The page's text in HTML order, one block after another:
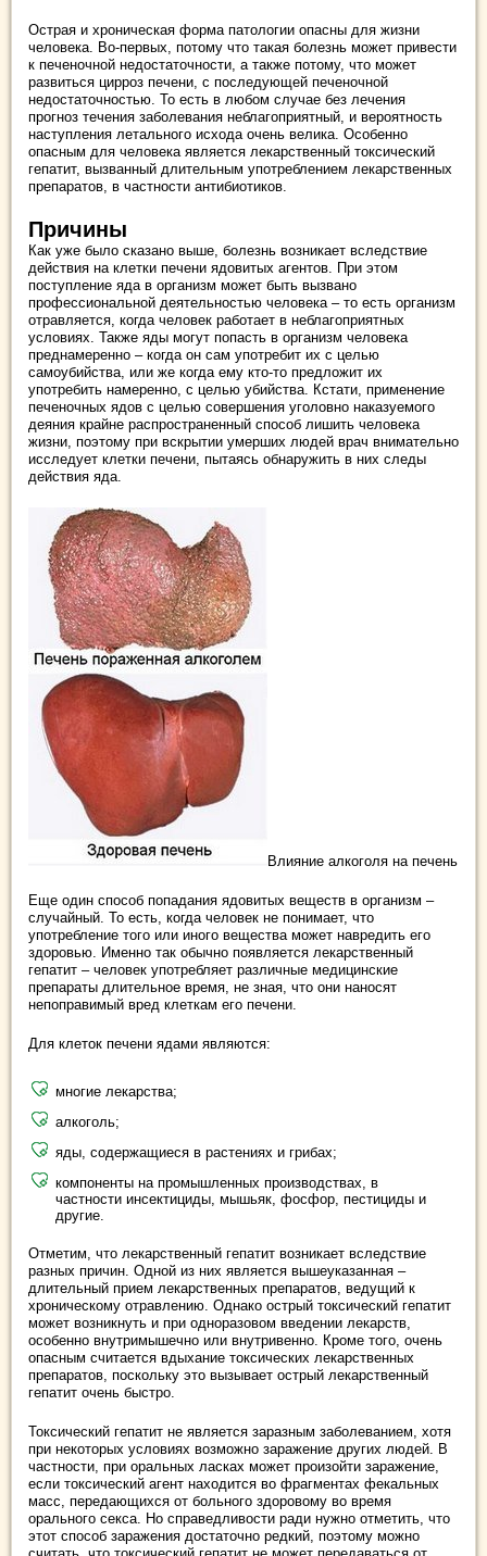
Острая и хроническая форма патологии опасны для жизни
человека. Во-первых, потому что такая болезнь может привести
к печеночной недостаточности, а также потому, что может
развиться цирроз печени, с последующей печеночной
недостаточностью. То есть в любом случае без лечения
прогноз течения заболевания неблагоприятный, и вероятность
наступления летального исхода очень велика. Особенно
опасным для человека является лекарственный токсический
гепатит, вызванный длительным употреблением лекарственных
препаратов, в частности антибиотиков.
Причины
Как уже было сказано выше, болезнь возникает вследствие
действия на клетки печени ядовитых агентов. При этом
поступление яда в организм может быть вызвано
профессиональной деятельностью человека – то есть организм
отравляется, когда человек работает в неблагоприятных
условиях. Также яды могут попасть в организм человека
преднамеренно – когда он сам употребит их с целью
самоубийства, или же когда ему кто-то предложит их
употребить намеренно, с целью убийства. Кстати, применение
печеночных ядов с целью совершения уголовно наказуемого
деяния крайне распространенный способ лишить человека
жизни, поэтому при вскрытии умерших людей врач внимательно
исследует клетки печени, пытаясь обнаружить в них следы
действия яда.
Влияние алкоголя на печень
Еще один способ попадания ядовитых веществ в организм –
случайный. То есть, когда человек не понимает, что
употребление того или иного вещества может навредить его
здоровью. Именно так обычно появляется лекарственный
гепатит – человек употребляет различные медицинские
препараты длительное время, не зная, что они наносят
непоправимый вред клеткам его печени.
Для клеток печени ядами являются:
многие лекарства;
алкоголь;
яды, содержащиеся в растениях и грибах;
компоненты на промышленных производствах, в
частности инсектициды, мышьяк, фосфор, пестициды и
другие.
Отметим, что лекарственный гепатит возникает вследствие
разных причин. Одной из них является вышеуказанная –
длительный прием лекарственных препаратов, ведущий к
хроническому отравлению. Однако острый токсический гепатит
может возникнуть и при одноразовом введении лекарств,
особенно внутримышечно или внутривенно. Кроме того, очень
опасным считается вдыхание токсических лекарственных
препаратов, поскольку это вызывает острый лекарственный
гепатит очень быстро.
Токсический гепатит не является заразным заболеванием, хотя
при некоторых условиях возможно заражение других людей. В
частности, при оральных ласках может произойти заражение,
если токсический агент находится во фрагментах фекальных
масс, передающихся от больного здоровому во время
орального секса. Но справедливости ради нужно отметить, что
этот способ заражения достаточно редкий, поэтому можно